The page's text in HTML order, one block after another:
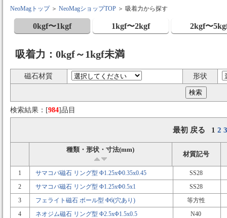
NeoMagトップ＞ NeoMagショップTOP ＞ 吸着力から探す
0kgf〜1kgf 1kgf〜2kgf 2kgf〜
吸着力：0kgf～1kgf未満
磁石材質 形状
検索結果：[984]品目
最初 戻る 1 2 3
種類・形状・寸法(mm)
材質記号
1 サマコバ磁石 リング型 Φ1.25xΦ0.35x0.45
SS28
2
サマコバ磁石 リング型 Φ1.25xΦ0.5x1
SS28
3
フェライト磁石 ボール型 Φ6(穴あり)
等方性
4
ネオジム磁石 リング型 Φ2.5xΦ1.5x0.5
N40